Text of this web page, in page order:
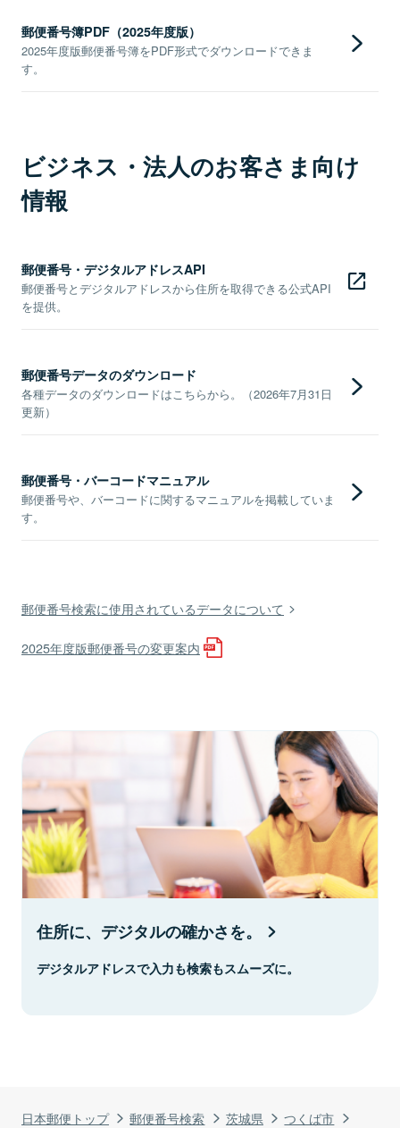
日本郵便トップ 郵便番号検索 茨城県
つくば市
郵便番号簿PDF（2025年度版）
2025年度版郵便番号簿をPDF形式でダウンロードできま
す。
ビジネス・法人のお客さま向け
情報
郵便番号・デジタルアドレスAPI
郵便番号とデジタルアドレスから住所を取得できる公式API
を提供。
郵便番号データのダウンロード
各種データのダウンロードはこちらから。（2026年7月31日
更新）
郵便番号・バーコードマニュアル
郵便番号や、バーコードに関するマニュアルを掲載していま
す。
郵便番号検索に使用されているデータについて
2025年度版郵便番号の変更案内
住所に、デジタルの確かさを。
デジタルアドレスで入力も検索もスムーズに。